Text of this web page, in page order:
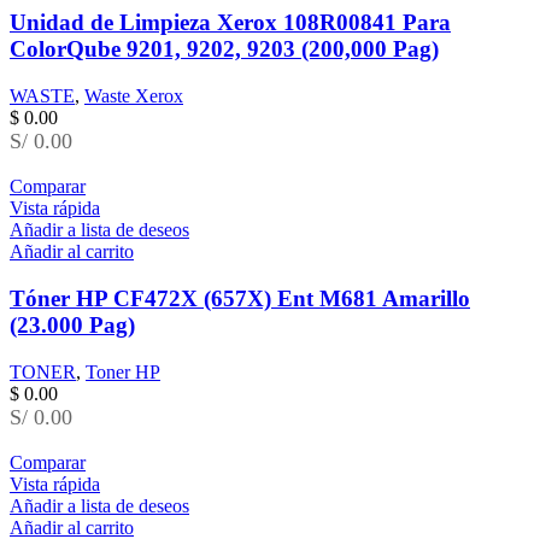
Unidad de Limpieza Xerox 108R00841 Para
ColorQube 9201, 9202, 9203 (200,000 Pag)
WASTE, Waste Xerox
$ 0.00
S/ 0.00
Comparar
Vista rápida
Añadir a lista de deseos
Añadir al carrito
Tóner HP CF472X (657X) Ent M681 Amarillo
(23.000 Pag)
TONER, Toner HP
$ 0.00
S/ 0.00
Comparar
Vista rápida
Añadir a lista de deseos
Añadir al carrito